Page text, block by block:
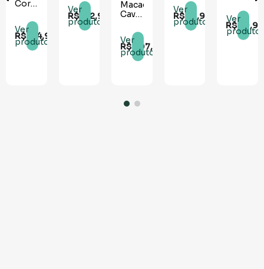
R$154
Ver
R$ 132
Ver
produto
R$ 207
Ver
produto
R$ 77,
Ver
produto
29
produto